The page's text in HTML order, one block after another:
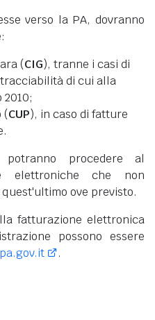
verso la PA, dovranno
(CIG), tranne i casi di
di cui alla
2010;
(CUP), in caso di fatture
procedere al
elettroniche che non
quest'ultimo ove previsto.
fatturazione elettronica
possono essere
.